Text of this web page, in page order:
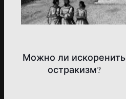
Можно ли искоренить
остракизм?